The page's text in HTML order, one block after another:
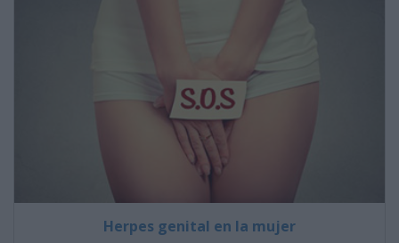
Herpes genital en la mujer